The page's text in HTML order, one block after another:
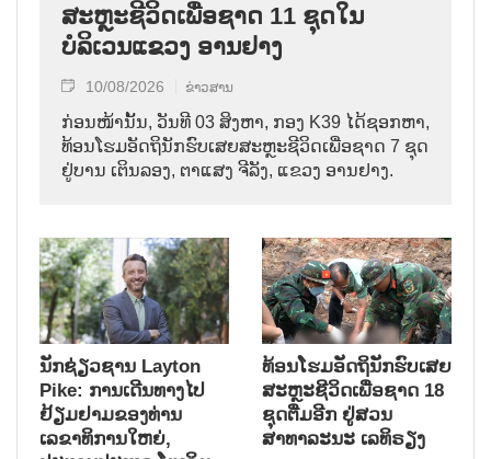
ສະຫຼະຊີວິດເພື່ອຊາດ 11 ຊຸດໃນ
ບໍລິເວນແຂວງ ອານຢາງ
10/08/2026 ຂ່າວສານ
ກ່ອນໜ້ານັ້ນ, ວັນທີ 03 ສິງຫາ, ກອງ K39 ໄດ້ຊອກຫາ,
ທ້ອນໂຮມອັດຖິນັກຮົບເສຍສະຫຼະຊີວິດເພື່ອຊາດ 7 ຊຸດ
ຢູ່ບານ ເຕິນລອງ, ຕາແສງ ຈີລັງ, ແຂວງ ອານຢາງ.
ນັກຊ່ຽວຊານ Layton
Pike: ການເດີນທາງໄປ
ຢ້ຽມຢາມຂອງທ່ານ
ເລຂາທິການໃຫຍ່,
ທ້ອນໂຮມອັດຖິນັກຮົບເສຍ
ສະຫຼະຊີວິດເພື່ອຊາດ 18
ຊຸດຕື່ມອີກ ຢູ່ສວນ
ສາທາລະນະ ເລທິຣຽງ